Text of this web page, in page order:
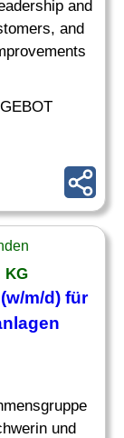
and
and
KG
m/d) für
und